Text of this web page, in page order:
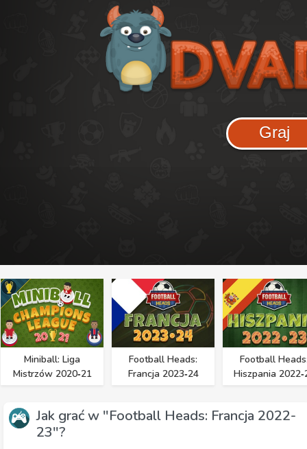
Graj
Miniball: Liga
Mistrzów 2020‑21
Football Heads:
Francja 2023‑24
Football
Hiszpania
Jak grać w "Football Heads: Francja 2022-
23"?